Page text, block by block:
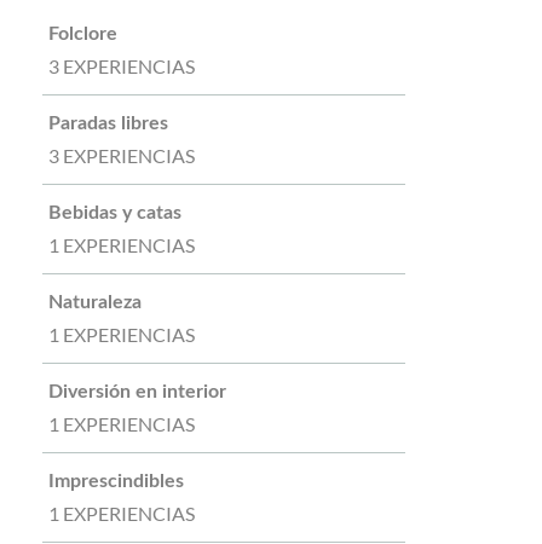
Folclore
3 EXPERIENCIAS
Paradas libres
3 EXPERIENCIAS
Bebidas y catas
1 EXPERIENCIAS
Naturaleza
1 EXPERIENCIAS
Diversión en interior
1 EXPERIENCIAS
Imprescindibles
1 EXPERIENCIAS